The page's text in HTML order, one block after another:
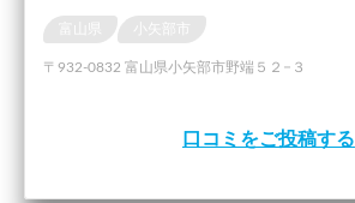
〒932-0832 富山県小矢部市野端５２−３
口コミをご投稿する